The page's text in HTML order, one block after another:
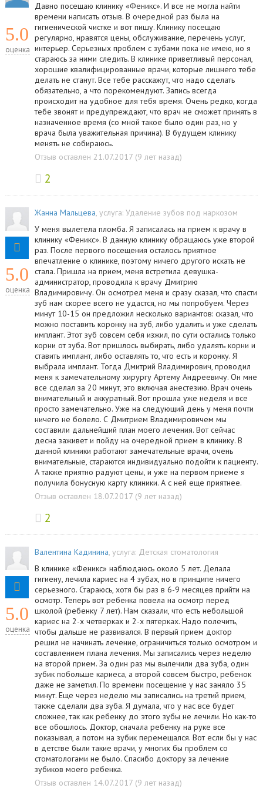
5.0
оценка
Давно посещаю клинику «Феникс». И все не могла найти
времени написать отзыв. В очередной раз была на
гигиенической чистке и вот пишу. Клинику посещаю
регулярно, нравятся цены, обслуживание, перечень услуг,
интерьер. Серьезных проблем с зубами пока не имею, но я
стараюсь за ними следить. В клинике приветливый персонал,
хорошие квалифицированные врачи, которые лишнего тебе
делать не станут. Все тебе расскажут, что надо сделать
обязательно, а что порекомендуют. Запись всегда
происходит на удобное для тебя время. Очень редко, когда
тебе звонят и предупреждают, что врач не сможет принять в
назначенное время (со мной такое было один раз, но у
врача была уважительная причина). В будущем клинику
менять не собираюсь.
Отзыв оставлен 21.07.2017 (9 лет назад)
2
5.0
оценка
Жанна Мальцева, услуга: Удаление зубов под наркозом
У меня вылетела пломба. Я записалась на прием к врачу в
клинику «Феникс». В данную клинику обращаюсь уже второй
раз. После первого посещения осталось приятное
впечатление о клинике, поэтому ничего другого искать не
стала. Пришла на прием, меня встретила девушка-
администратор, проводила к врачу Дмитрию
Владимировичу. Он осмотрел меня и сразу сказал, что спасти
зуб нам скорее всего не удастся, но мы попробуем. Через
минут 10-15 он предложил несколько вариантов: сказал, что
можно поставить коронку на зуб, либо удалить и уже сделать
имплант. Этот зуб совсем себя изжил, по сути остались только
корни от зуба. Вот пришлось выбирать, либо удалять корни и
ставить имплант, либо оставлять то, что есть и коронку. Я
выбрала имплант. Тогда Дмитрий Владимирович, проводил
меня к замечательному хирургу Артему Андреевичу. Он мне
все сделал за 20 минут, это включая анестезию. Врач очень
внимательный и аккуратный. Вот прошла уже неделя и все
просто замечательно. Уже на следующий день у меня почти
ничего не болело. С Дмитрием Владимировичем мы
составили дальнейший план моего лечения. Вот сейчас
десна заживет и пойду на очередной прием в клинику. В
данной клиники работают замечательные врачи, очень
внимательные, стараются индивидуально подойти к пациенту.
А также приятно радуют цены, и уже на первом приеме я
получила бонусную карту клиники. А с ней еще приятнее.
Отзыв оставлен 18.07.2017 (9 лет назад)
2
5.0
оценка
Валентина Кадинина, услуга: Детская стоматология
В клинике «Феникс» наблюдаюсь около 5 лет. Делала
гигиену, лечила кариес на 4 зубах, но в принципе ничего
серьезного. Стараюсь, хотя бы раз в 6-9 месяцев прийти на
осмотр. Теперь вот ребенка повела на осмотр перед
школой (ребенку 7 лет). Нам сказали, что есть небольшой
кариес на 2-х четверках и 2-х пятерках. Надо полечить,
чтобы дальше не развивался. В первый прием доктор
решил не начинать лечение, ограничиться только осмотром и
составлением плана лечения. Мы записались через неделю
на второй прием. За один раз мы вылечили два зуба, один
зубик побольше кариеса, а второй совсем быстро, ребенок
даже не заметил. По времени посещение у нас заняло 35
минут. Еще через неделю мы записались на третий прием,
также сделали два зуба. Я думала, что у нас все будет
сложнее, так как ребенку до этого зубы не лечили. Но как-то
все обошлось. Доктор, сначала ребенку на руке все
показывал, а потом на зубик перемещался. Вот если бы у нас
в детстве были такие врачи, у многих бы проблем со
стоматологами не было. Спасибо доктору за лечение
зубиков моего ребенка.
Отзыв оставлен 14.07.2017 (9 лет назад)